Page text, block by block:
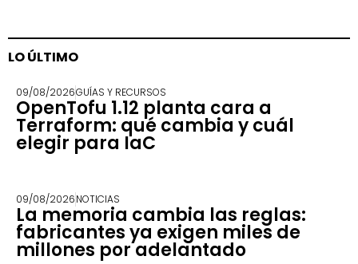
LO ÚLTIMO
09/08/2026GUÍAS Y RECURSOS
OpenTofu 1.12 planta cara a
Terraform: qué cambia y cuál
elegir para IaC
09/08/2026NOTICIAS
La memoria cambia las reglas:
fabricantes ya exigen miles de
millones por adelantado